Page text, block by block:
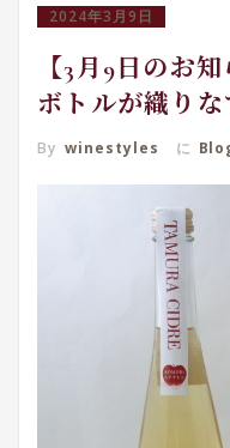
2024年3月9日
【3月9日のお
ボトルが織り
By winestyles に